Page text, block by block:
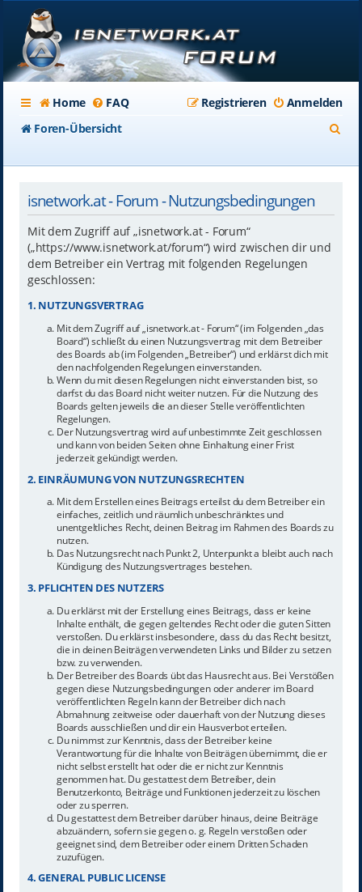
Home FAQ Anmelden
Registrieren
Foren-Übersicht
isnetwork.at - Forum - Nutzungsbedingungen
Mit dem Zugriff auf „isnetwork.at - Forum“
(„https://www.isnetwork.at/forum“) wird zwischen dir und
dem Betreiber ein Vertrag mit folgenden Regelungen
geschlossen:
1. NUTZUNGSVERTRAG
Mit dem Zugriff auf „isnetwork.at - Forum“ (im Folgenden „das
Board“) schließt du einen Nutzungsvertrag mit dem Betreiber
des Boards ab (im Folgenden „Betreiber“) und erklärst dich mit
den nachfolgenden Regelungen einverstanden.
Wenn du mit diesen Regelungen nicht einverstanden bist, so
darfst du das Board nicht weiter nutzen. Für die Nutzung des
Boards gelten jeweils die an dieser Stelle veröffentlichten
Regelungen.
Der Nutzungsvertrag wird auf unbestimmte Zeit geschlossen
und kann von beiden Seiten ohne Einhaltung einer Frist
jederzeit gekündigt werden.
2. EINRÄUMUNG VON NUTZUNGSRECHTEN
Mit dem Erstellen eines Beitrags erteilst du dem Betreiber ein
einfaches, zeitlich und räumlich unbeschränktes und
unentgeltliches Recht, deinen Beitrag im Rahmen des Boards zu
nutzen.
Das Nutzungsrecht nach Punkt 2, Unterpunkt a bleibt auch nach
Kündigung des Nutzungsvertrages bestehen.
3. PFLICHTEN DES NUTZERS
Du erklärst mit der Erstellung eines Beitrags, dass er keine
Inhalte enthält, die gegen geltendes Recht oder die guten Sitten
verstoßen. Du erklärst insbesondere, dass du das Recht besitzt,
die in deinen Beiträgen verwendeten Links und Bilder zu setzen
bzw. zu verwenden.
Der Betreiber des Boards übt das Hausrecht aus. Bei Verstößen
gegen diese Nutzungsbedingungen oder anderer im Board
veröffentlichten Regeln kann der Betreiber dich nach
Abmahnung zeitweise oder dauerhaft von der Nutzung dieses
Boards ausschließen und dir ein Hausverbot erteilen.
Du nimmst zur Kenntnis, dass der Betreiber keine
Verantwortung für die Inhalte von Beiträgen übernimmt, die er
nicht selbst erstellt hat oder die er nicht zur Kenntnis
genommen hat. Du gestattest dem Betreiber, dein
Benutzerkonto, Beiträge und Funktionen jederzeit zu löschen
oder zu sperren.
Du gestattest dem Betreiber darüber hinaus, deine Beiträge
abzuändern, sofern sie gegen o. g. Regeln verstoßen oder
geeignet sind, dem Betreiber oder einem Dritten Schaden
zuzufügen.
4. GENERAL PUBLIC LICENSE